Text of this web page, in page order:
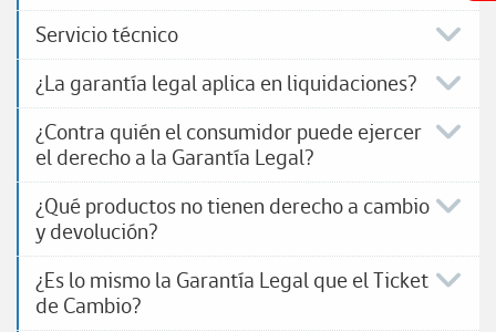
Servicio técnico
¿La garantía legal aplica en liquidaciones?
¿Contra quién el consumidor puede ejercer
el derecho a la Garantía Legal?
¿Qué productos no tienen derecho a cambio
y devolución?
¿Es lo mismo la Garantía Legal que el Ticket
de Cambio?